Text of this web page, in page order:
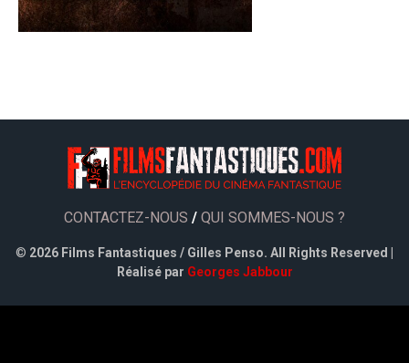
CONTACTEZ-NOUS / QUI SOMMES-NOUS ?
© 2026 Films Fantastiques / Gilles Penso. All Rights Reserved |
Réalisé par Georges Jabbour